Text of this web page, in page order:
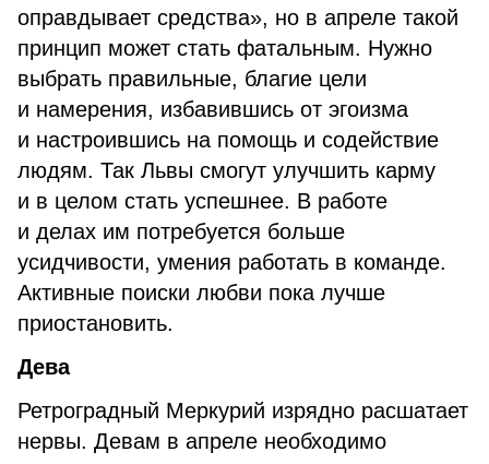
оправдывает средства», но в апреле такой
принцип может стать фатальным. Нужно
выбрать правильные, благие цели
и намерения, избавившись от эгоизма
и настроившись на помощь и содействие
людям. Так Львы смогут улучшить карму
и в целом стать успешнее. В работе
и делах им потребуется больше
усидчивости, умения работать в команде.
Активные поиски любви пока лучше
приостановить.
Дева
Ретроградный Меркурий изрядно расшатает
нервы. Девам в апреле необходимо